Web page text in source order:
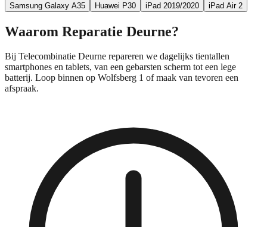
Samsung Galaxy A35 Huawei P30 iPad 2019/2020 iPad Air 2
Waarom Reparatie Deurne?
Bij Telecombinatie Deurne repareren we dagelijks tientallen
smartphones en tablets, van een gebarsten scherm tot een lege
batterij. Loop binnen op Wolfsberg 1 of maak van tevoren een
afspraak.